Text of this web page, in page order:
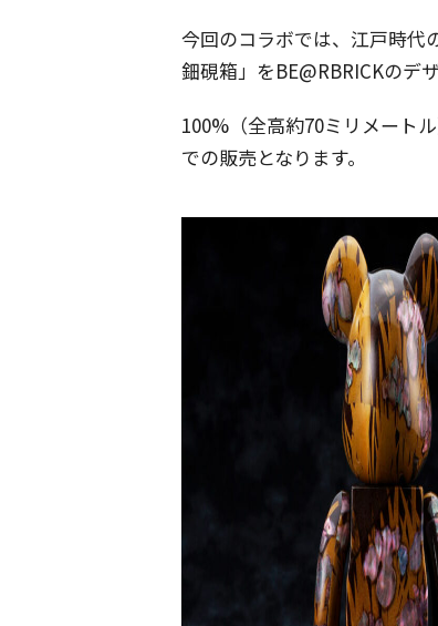
今回のコラボでは、江戸時代
鈿硯箱」をBE@RBRICKのデ
100%（全高約70ミリメート
での販売となります。